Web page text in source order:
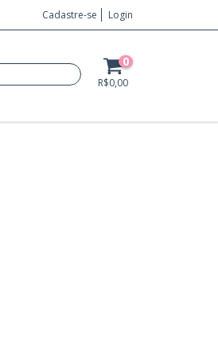
Cadastre-se Login
0
R$0,00